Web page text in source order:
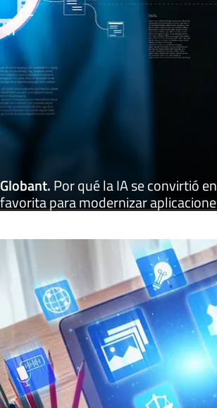
Globant.Por qué la IA se convirtió
favorita para modernizar